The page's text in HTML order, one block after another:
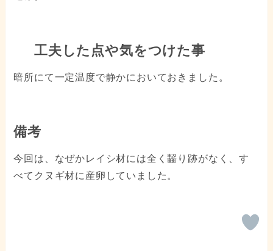
工夫した点や気をつけた事
暗所にて一定温度で静かにおいておきました。
備考
今回は、なぜかレイシ材には全く齧り跡がなく、す
べてクヌギ材に産卵していました。